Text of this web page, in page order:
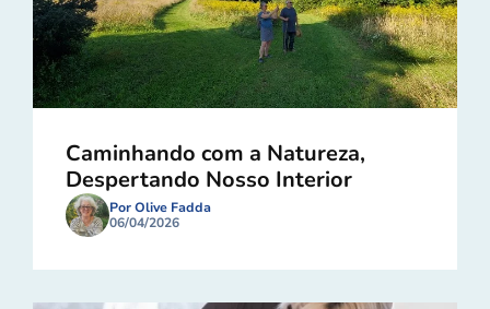
Caminhando com a Natureza,
Despertando Nosso Interior
Por Olive Fadda
06/04/2026